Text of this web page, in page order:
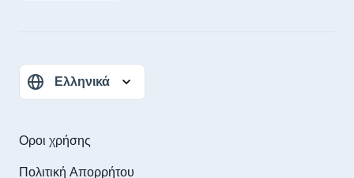
Οροι χρήσης
Πολιτική Απορρήτου